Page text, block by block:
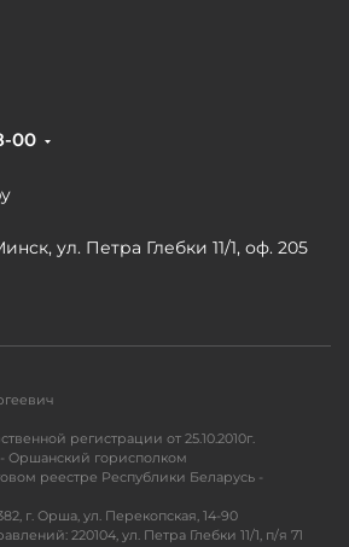
00
ул. Петра Глебки 11/1, оф. 205
регистрации от 25.10.2010г.
Оршанский горисполком
реестре Республики Беларусь -
г. Орша, ул. Перекопская, 14-90
220104, ул. Петра Глебки 11/1, п/я 71